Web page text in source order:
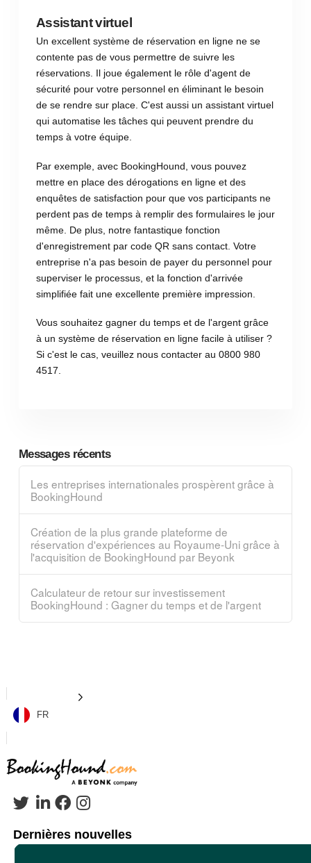
Assistant virtuel
Un excellent système de réservation en ligne ne se
contente pas de vous permettre de suivre les
réservations. Il joue également le rôle d'agent de
sécurité pour votre personnel en éliminant le besoin
de se rendre sur place. C'est aussi un assistant virtuel
qui automatise les tâches qui peuvent prendre du
temps à votre équipe.
Par exemple, avec BookingHound, vous pouvez
mettre en place des dérogations en ligne et des
enquêtes de satisfaction pour que vos participants ne
perdent pas de temps à remplir des formulaires le jour
même. De plus, notre fantastique fonction
d'enregistrement par code QR sans contact. Votre
entreprise n'a pas besoin de payer du personnel pour
superviser le processus, et la fonction d'arrivée
simplifiée fait une excellente première impression.
Vous souhaitez gagner du temps et de l'argent grâce
à un système de réservation en ligne facile à utiliser ?
Si c'est le cas, veuillez nous contacter au 0800 980
4517.
Messages récents
Les entreprises internationales prospèrent grâce à
BookingHound
Création de la plus grande plateforme de
réservation d'expériences au Royaume-Uni grâce à
l'acquisition de BookingHound par Beyonk
Calculateur de retour sur investissement
BookingHound : Gagner du temps et de l'argent
FR
Dernières nouvelles